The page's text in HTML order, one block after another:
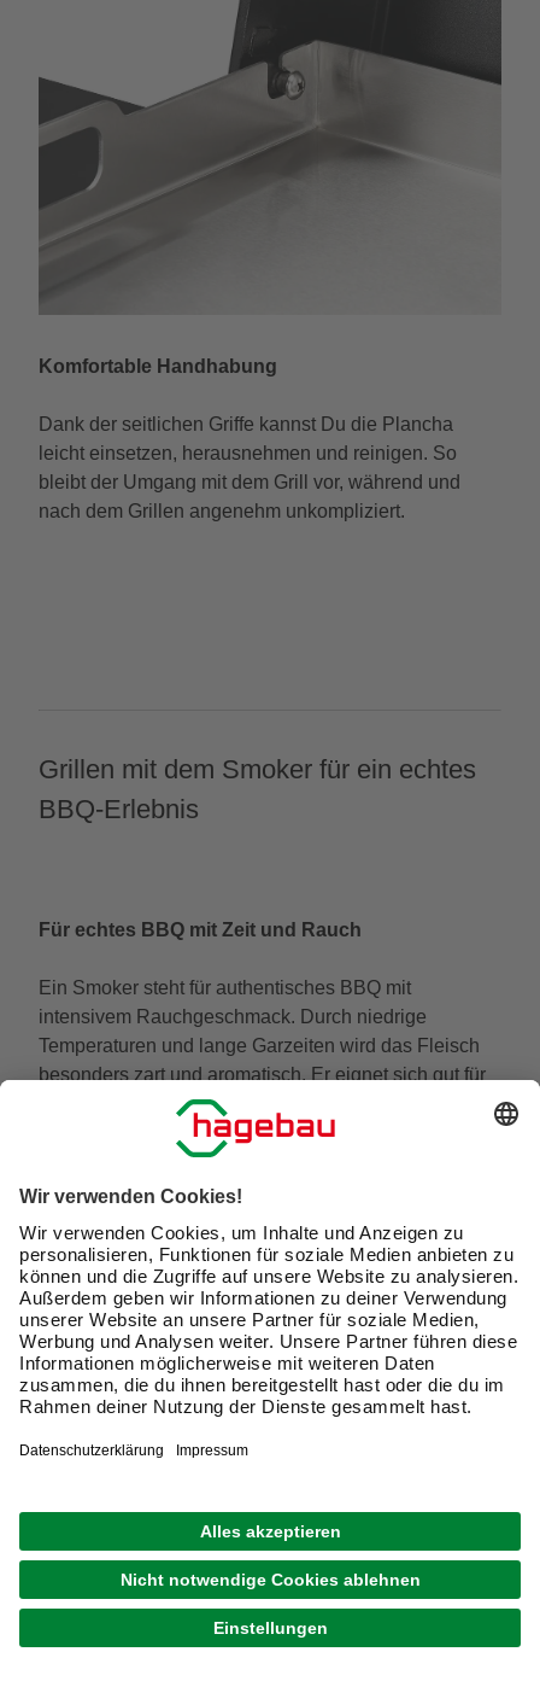
Komfortable Handhabung
Dank der seitlichen Griffe kannst Du die Plancha
leicht einsetzen, herausnehmen und reinigen. So
bleibt der Umgang mit dem Grill vor, während und
nach dem Grillen angenehm unkompliziert.
Grillen mit dem Smoker für ein echtes
BBQ-Erlebnis
Für echtes BBQ mit Zeit und Rauch
Ein Smoker steht für authentisches BBQ mit
intensivem Rauchgeschmack. Durch niedrige
Temperaturen und lange Garzeiten wird das Fleisch
besonders zart und aromatisch. Er eignet sich gut für
entspannte Grillrunden, bei denen das gemeinsame
Warten und Genießen zum Erlebnis gehört. Wenn Du
Spaß daran hast, Dich mit Temperatur und Feuer zu
beschäftigen, passt dieser außergewöhnliche Grill